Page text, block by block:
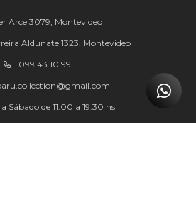
Arce 3079, Montevideo
Aldunate 1323, Montevideo
099 43 10 99
Sábado de 11:00 a 19:30 hs